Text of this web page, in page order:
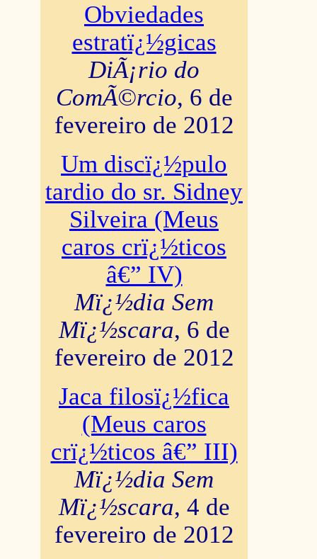
Obviedades
estratï¿½gicas
DiÃ¡rio do
ComÃ©rcio, 6 de
fevereiro de 2012
Um discï¿½pulo
tardio do sr. Sidney
Silveira (Meus
caros crï¿½ticos
â€” IV)
Mï¿½dia Sem
Mï¿½scara, 6 de
fevereiro de 2012
Jaca filosï¿½fica
(Meus caros
crï¿½ticos â€” III)
Mï¿½dia Sem
Mï¿½scara, 4 de
fevereiro de 2012